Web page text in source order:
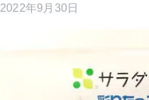
2022年9月30日